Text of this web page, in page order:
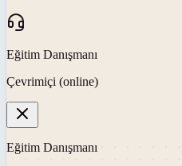
Eğitim Danışmanı
Çevrimiçi (online)
Eğitim Danışmanı